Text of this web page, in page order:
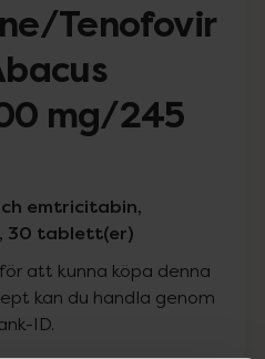
Tenofovir
mg/245
emtricitabin,
30 tablett(er)
att kunna köpa denna
kan du handla genom
ID.